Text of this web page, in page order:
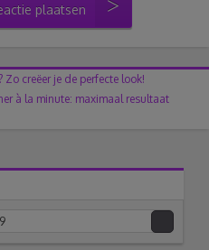
plaatsen
creëer je de perfecte look!
à la minute: maximaal resultaat